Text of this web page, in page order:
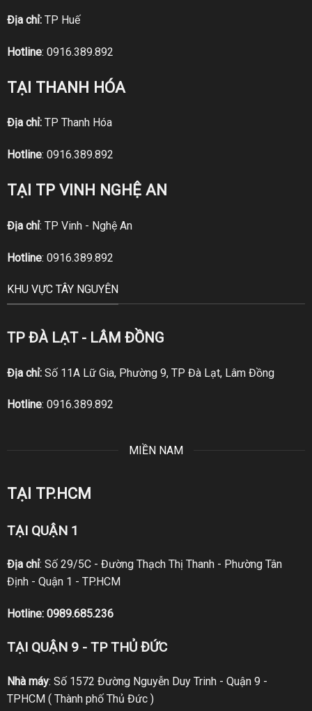
Địa chỉ:TP Huế
Hotline: 0916.389.892
TẠI THANH HÓA
Địa chỉ:TP Thanh Hóa
Hotline: 0916.389.892
TẠI TP VINH NGHỆ AN
Địa chỉ: TP Vinh - Nghệ An
Hotline: 0916.389.892
KHU VỰC TÂY NGUYÊN
TP ĐÀ LẠT - LÂM ĐỒNG
Địa chỉ:Số 11A Lữ Gia, Phường 9, TP Đà Lạt, Lâm Đồng
Hotline: 0916.389.892
MIỀN NAM
TẠI TP.HCM
TẠI QUẬN 1
Địa chỉ: Số 29/5C - Đường Thạch Thị Thanh - Phường Tân
Định - Quận 1 - TP.HCM
Hotline: 0989.685.236
TẠI QUẬN 9 - TP THỦ ĐỨC
Nhà máy: Số 1572 Đường Nguyễn Duy Trinh - Quận 9 -
TPHCM ( Thành phố Thủ Đức )